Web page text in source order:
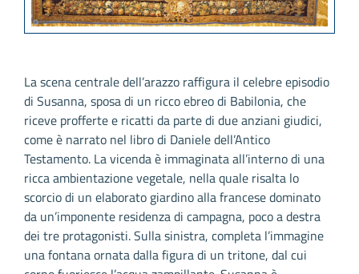
La scena centrale dell’arazzo raffigura il celebre episodio
di Susanna, sposa di un ricco ebreo di Babilonia, che
riceve profferte e ricatti da parte di due anziani giudici,
come è narrato nel libro di Daniele dell’Antico
Testamento. La vicenda è immaginata all’interno di una
ricca ambientazione vegetale, nella quale risalta lo
scorcio di un elaborato giardino alla francese dominato
da un’imponente residenza di campagna, poco a destra
dei tre protagonisti. Sulla sinistra, completa l’immagine
una fontana ornata dalla figura di un tritone, dal cui